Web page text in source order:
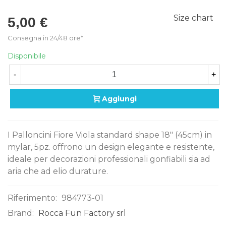
5,00 €
Consegna in 24/48 ore*
Size chart
Disponibile
- +
Aggiungi
I Palloncini Fiore Viola standard shape 18" (45cm) in
mylar, 5pz. offrono un design elegante e resistente,
ideale per decorazioni professionali gonfiabili sia ad
aria che ad elio durature.
Riferimento: 984773-01
Brand:
Rocca Fun Factory srl